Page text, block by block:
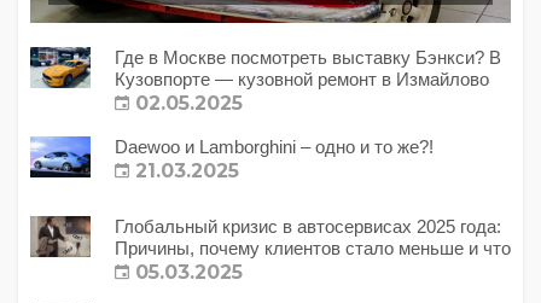
Где в Москве посмотреть выставку Бэнкси? В
Кузовпорте — кузовной ремонт в Измайлово
02.05.2025
Daewoo и Lamborghini – одно и то же?!
21.03.2025
Глобальный кризис в автосервисах 2025 года:
Причины, почему клиентов стало меньше и что
с этим делать?
05.03.2025